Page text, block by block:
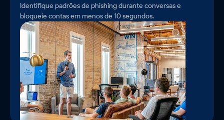
Identifique padrões de phishing durante conversas e
bloqueie contas em menos de 10 segundos.